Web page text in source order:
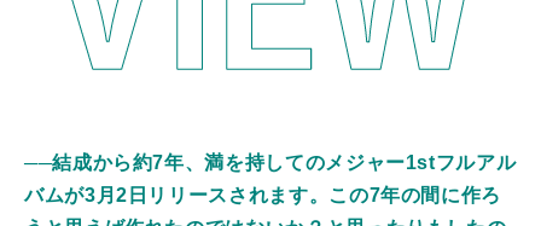
──結成から約7年、満を持してのメジャー1stフルアル
バムが3月2日リリースされます。この7年の間に作ろ